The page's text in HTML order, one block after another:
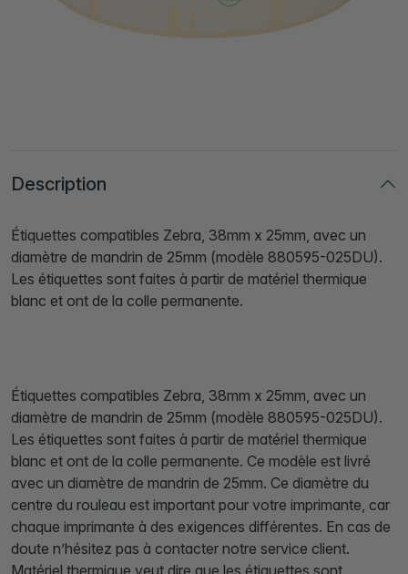
Description
Étiquettes compatibles Zebra, 38mm x 25mm, avec un
diamètre de mandrin de 25mm (modèle 880595-025DU).
Les étiquettes sont faites à partir de matériel thermique
blanc et ont de la colle permanente.
Étiquettes compatibles Zebra, 38mm x 25mm, avec un
diamètre de mandrin de 25mm (modèle 880595-025DU).
Les étiquettes sont faites à partir de matériel thermique
blanc et ont de la colle permanente. Ce modèle est livré
avec un diamètre de mandrin de 25mm. Ce diamètre du
centre du rouleau est important pour votre imprimante, car
chaque imprimante à des exigences différentes. En cas de
doute n’hésitez pas à contacter notre service client.
Matériel thermique veut dire que les étiquettes sont